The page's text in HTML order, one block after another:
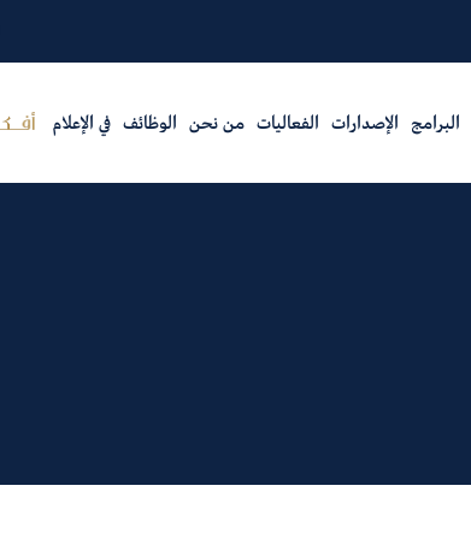
البرامج الإصدارات الفعاليات من نحن الوظائف في الإعلام